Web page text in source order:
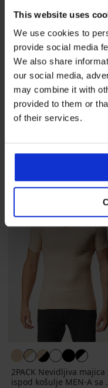
This website uses
We use cookies to
provide social media
We also share
our social media,
may combine it with
provided to them or
of their services.
-30%
Pamučna majica JACK
Popust
11,19 €Prvobitna cijena
15,99 €
2PACK Nevidljiva majica
ispod košulje MEN-A sa